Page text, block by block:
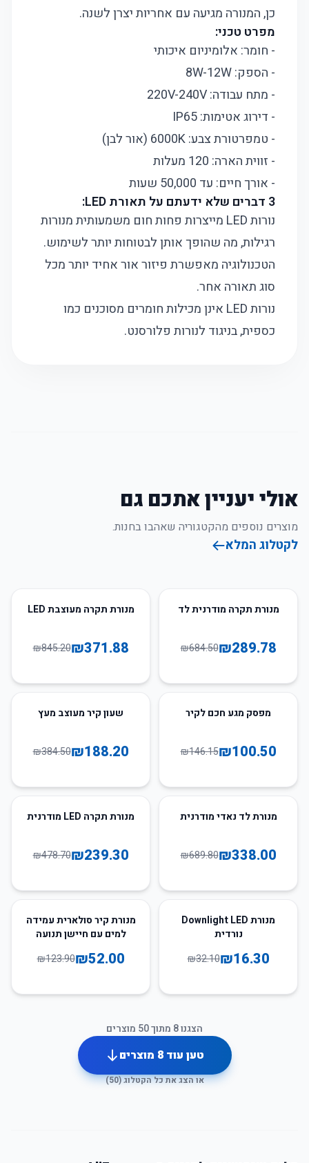
כן, המנורה מגיעה עם אחריות יצרן לשנה.
מפרט טכני:
- חומר: אלומיניום איכותי
- הספק: 8W-12W
- מתח עבודה: 220V-240V
- דירוג אטימות: IP65
- טמפרטורת צבע: 6000K (אור לבן)
- זווית הארה: 120 מעלות
- אורך חיים: עד 50,000 שעות
3 דברים שלא ידעתם על תאורת LED:
נורות LED מייצרות פחות חום משמעותית מנורות
רגילות, מה שהופך אותן לבטוחות יותר לשימוש.
הטכנולוגיה מאפשרת פיזור אור אחיד יותר מכל
סוג תאורה אחר.
נורות LED אינן מכילות חומרים מסוכנים כמו
כספית, בניגוד לנורות פלורסנט.
אולי יעניין אתכם גם
מוצרים נוספים מהקטגוריה שאהבו בחנות.
לקטלוג המלא
58
מנורת תקרה מודרנית לד
₪289.78
₪684.50
56%מנורת תקרה מעוצבת LED
₪371.88
₪845.20
מפסק מגע חכם לקיר
₪100.50
₪146.15
שעון קיר מעוצב מעץ
₪188.20
₪384.50
51
מנורת לד נאדי מודרנית
₪338.00
₪689.80
50%מנורת תקרה LED מודרנית
₪239.30
₪478.70
49
מנורת Downlight LED
נורדית
₪16.30
₪32.10
58%מנורת קיר סולארית עמידה
למים עם חיישן תנועה
₪52.00
₪123.90
הצגנו8 מתוך50 מוצרים
טען עוד8 מוצרים
או הצג את כל הקטלוג (50
)